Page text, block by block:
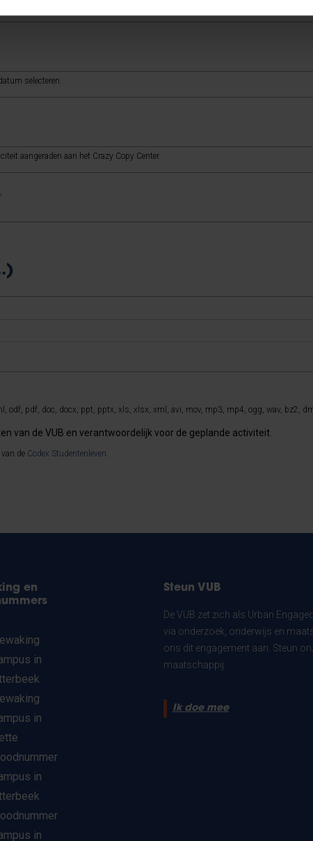
selecteren.
aangeraden aan het Crazy Copy Center.
pdf, doc, docx, ppt, pptx, xls, xlsx, xml, avi, mov, mp3, mp4, ogg, wav, bz2,
van de VUB en verantwoordelijk voor de geplande activiteit.
de Codex Studentenleven
en
in
in
in
in
Steun VUB
De VUB zet zich als Urban
via onderzoek, onderwijs en
ons dit engagement aan. Steun
maatschappij.
Ik doe mee